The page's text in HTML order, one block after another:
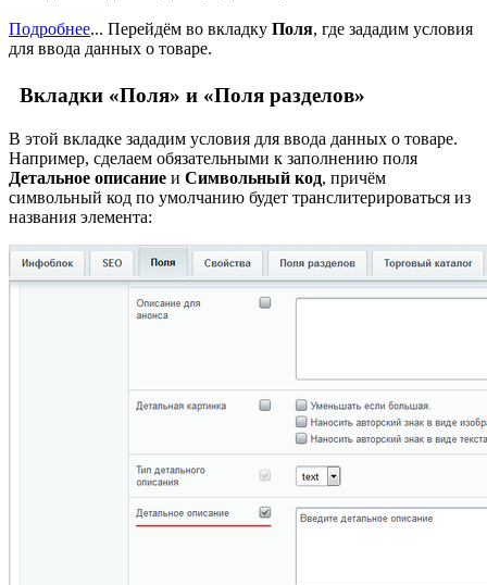
Подробнее... Перейдём во вкладку Поля, где зададим условия
для ввода данных о товаре.
Вкладки «Поля» и «Поля разделов»
В этой вкладке зададим условия для ввода данных о товаре.
Например, сделаем обязательными к заполнению поля
Детальное описание и Символьный код, причём
символьный код по умолчанию будет транслитерироваться из
названия элемента: